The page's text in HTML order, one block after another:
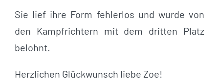
Sie lief ihre Form fehlerlos und wurde von
den Kampfrichtern mit dem dritten Platz
belohnt.
Herzlichen Glückwunsch liebe Zoe!